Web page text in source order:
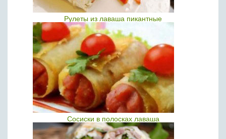
Рулеты из лаваша пикантные
Сосиски в полосках лаваша